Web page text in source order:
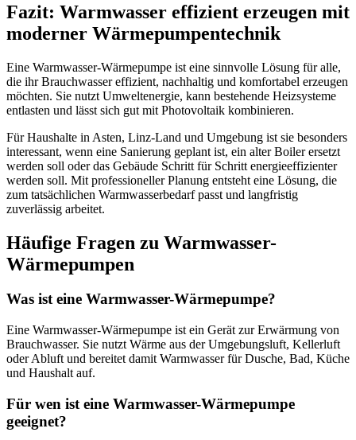
Fazit: Warmwasser effizient erzeugen mit
moderner Wärmepumpentechnik
Eine Warmwasser-Wärmepumpe ist eine sinnvolle Lösung für alle,
die ihr Brauchwasser effizient, nachhaltig und komfortabel erzeugen
möchten. Sie nutzt Umweltenergie, kann bestehende Heizsysteme
entlasten und lässt sich gut mit Photovoltaik kombinieren.
Für Haushalte in Asten, Linz-Land und Umgebung ist sie besonders
interessant, wenn eine Sanierung geplant ist, ein alter Boiler ersetzt
werden soll oder das Gebäude Schritt für Schritt energieeffizienter
werden soll. Mit professioneller Planung entsteht eine Lösung, die
zum tatsächlichen Warmwasserbedarf passt und langfristig
zuverlässig arbeitet.
Häufige Fragen zu Warmwasser-
Wärmepumpen
Was ist eine Warmwasser-Wärmepumpe?
Eine Warmwasser-Wärmepumpe ist ein Gerät zur Erwärmung von
Brauchwasser. Sie nutzt Wärme aus der Umgebungsluft, Kellerluft
oder Abluft und bereitet damit Warmwasser für Dusche, Bad, Küche
und Haushalt auf.
Für wen ist eine Warmwasser-Wärmepumpe
geeignet?